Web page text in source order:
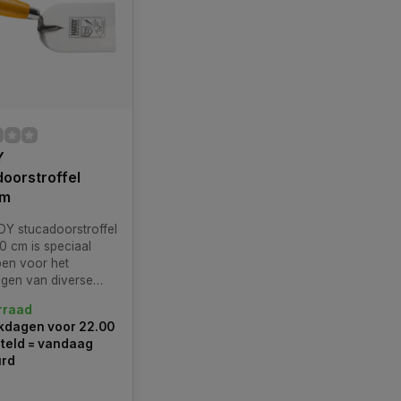
stucadoorstroffel
cm is speciaal
voor het
van diverse
voor 22.00
= vandaag